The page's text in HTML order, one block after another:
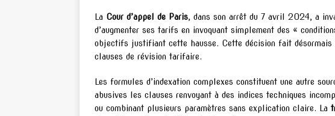
La Cour d’appel de Paris, dans son arrêt du 7 avril 2024, a
d’augmenter ses tarifs en invoquant simplement des «
objectifs justifiant cette hausse. Cette décision fait
clauses de révision tarifaire.
Les formules d’indexation complexes constituent une autre
abusives les clauses renvoyant à des indices techniques
ou combinant plusieurs paramètres sans explication claire. La